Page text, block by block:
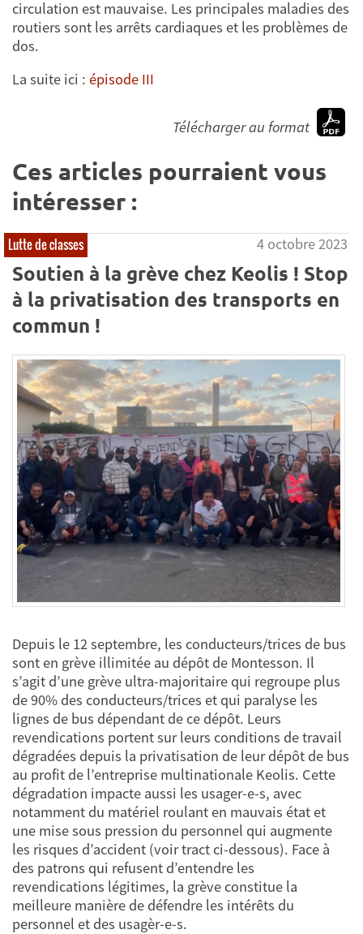
circulation est mauvaise. Les principales maladies des
routiers sont les arrêts cardiaques et les problèmes de
dos.
La suite ici : épisode III
Télécharger au format
Ces articles pourraient vous
intéresser :
Lutte de classes 4 octobre 2023
Soutien à la grève chez Keolis ! Stop
à la privatisation des transports en
commun !
Depuis le 12 septembre, les conducteurs/trices de bus
sont en grève illimitée au dépôt de Montesson. Il
s’agit d’une grève ultra-majoritaire qui regroupe plus
de 90% des conducteurs/trices et qui paralyse les
lignes de bus dépendant de ce dépôt. Leurs
revendications portent sur leurs conditions de travail
dégradées depuis la privatisation de leur dépôt de bus
au profit de l’entreprise multinationale Keolis. Cette
dégradation impacte aussi les usager-e-s, avec
notamment du matériel roulant en mauvais état et
une mise sous pression du personnel qui augmente
les risques d’accident (voir tract ci-dessous). Face à
des patrons qui refusent d’entendre les
revendications légitimes, la grève constitue la
meilleure manière de défendre les intérêts du
personnel et des usagèr-e-s.